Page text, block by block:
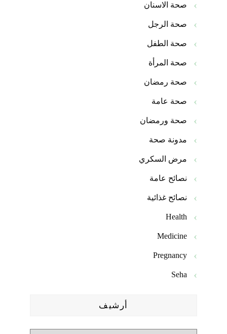
صحة الاسنان
صحة الرجل
صحة الطفل
صحة المرأة
صحة رمضان
صحة عامة
صحة ورمضان
مدونة صحة
مرض السكري
نصائح عامة
نصائح غذائية
Health
Medicine
Pregnancy
Seha
أرشيف